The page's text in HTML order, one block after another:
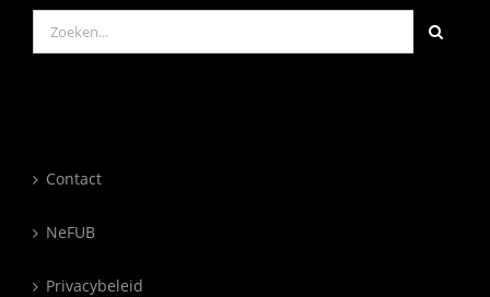
Zoeken
naar:
Contact
NeFUB
Privacybeleid